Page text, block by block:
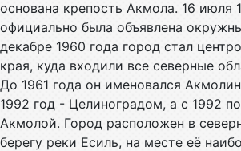
основана крепость Акмола. 16 июля
официально была объявлена
декабре 1960 года город стал
края, куда входили все северные
До 1961 года он именовался
1992 год - Целиноградом, а с 1992
Акмолой. Город расположен в
берегу реки Есиль, на месте её